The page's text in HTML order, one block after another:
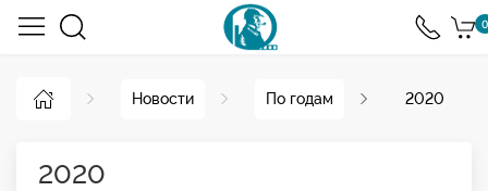
0
Новости По годам 2020
2020